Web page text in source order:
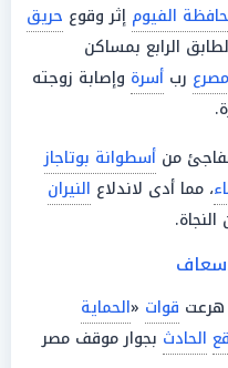
الفيوم إثر وقوع حريق
الرابع بمساكن
مصرع رب أسرة وإصابة زوجته
من أسطوانة بوتاجاز
، مما أدى لاندلاع النيران
هرعت قوات «الحماية
الحادث بجوار موقف مصر